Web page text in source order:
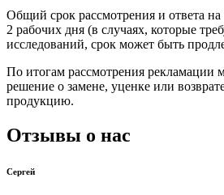
Общий срок рассмотрения и ответа на
2 рабочих дня (в случаях, которые
исследований, срок может быть
По итогам рассмотрения рекламации
решение о замене, уценке или
продукцию.
Отзывы о нас
Сергей